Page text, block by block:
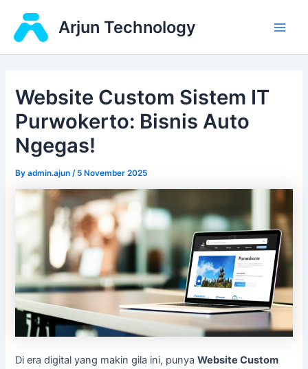
content
Arjun Technology
Website Custom Sistem IT
Purwokerto: Bisnis Auto
Ngegas!
Byadmin.ajun / 5 November 2025
Di era digital yang makin gila ini, punyaWebsite Custom